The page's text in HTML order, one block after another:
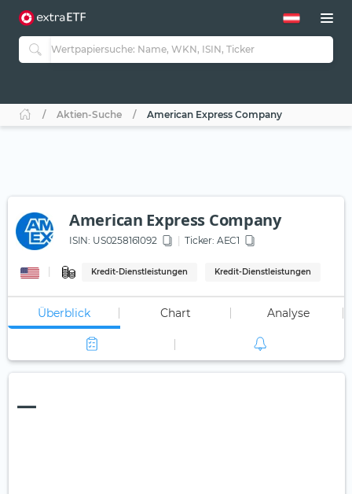
Aktien-Suche American Express Company
American Express Company
ISIN: US0258161092 Ticker: AEC1
Kredit-Dienstleistungen Kredit-Dienstleistungen
Überblick Chart Analyse
—